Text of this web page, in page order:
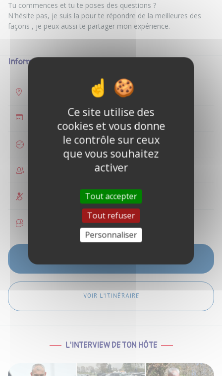
Tu commences et tu te poses des questions ?
N'hésite pas, je suis la pour te répondre de la meilleures des
façons , je peux aussi te partager mon expérience.
Informations
Non accessible PMR
Enfants acceptés
VOIR L'ITINÉRAIRE
L'INTERVIEW DE TON HÔTE
Ce site utilise des
cookies et vous donne
le contrôle sur ceux
que vous souhaitez
activer
Tout accepter
Tout refuser
Personnaliser